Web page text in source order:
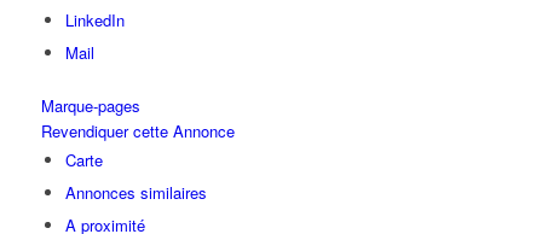
LinkedIn
Mail
Marque-pages
Revendiquer cette Annonce
Carte
Annonces similaires
A proximité